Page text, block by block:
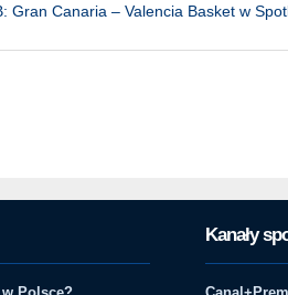
Gran Canaria – Valencia Basket w
Kanały